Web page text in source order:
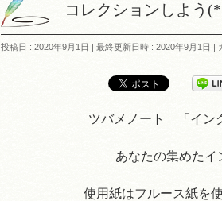
コレクションしよう
投稿日 : 2020年9月1日 最終更新日時 : 2020年9月1日
ツバメノート 「イン
あなたの集めたイ
使用紙はフルース紙を